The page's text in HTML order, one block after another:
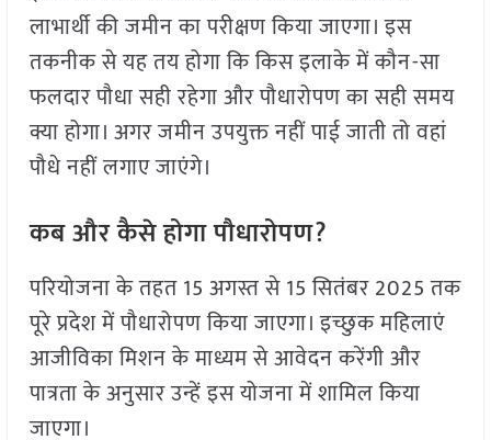
लाभार्थी की जमीन का परीक्षण किया जाएगा। इस
तकनीक से यह तय होगा कि किस इलाके में कौन-सा
फलदार पौधा सही रहेगा और पौधारोपण का सही समय
क्या होगा। अगर जमीन उपयुक्त नहीं पाई जाती तो वहां
पौधे नहीं लगाए जाएंगे।
कब और कैसे होगा पौधारोपण?
परियोजना के तहत 15 अगस्त से 15 सितंबर 2025 तक
पूरे प्रदेश में पौधारोपण किया जाएगा। इच्छुक महिलाएं
आजीविका मिशन के माध्यम से आवेदन करेंगी और
पात्रता के अनुसार उन्हें इस योजना में शामिल किया
जाएगा।